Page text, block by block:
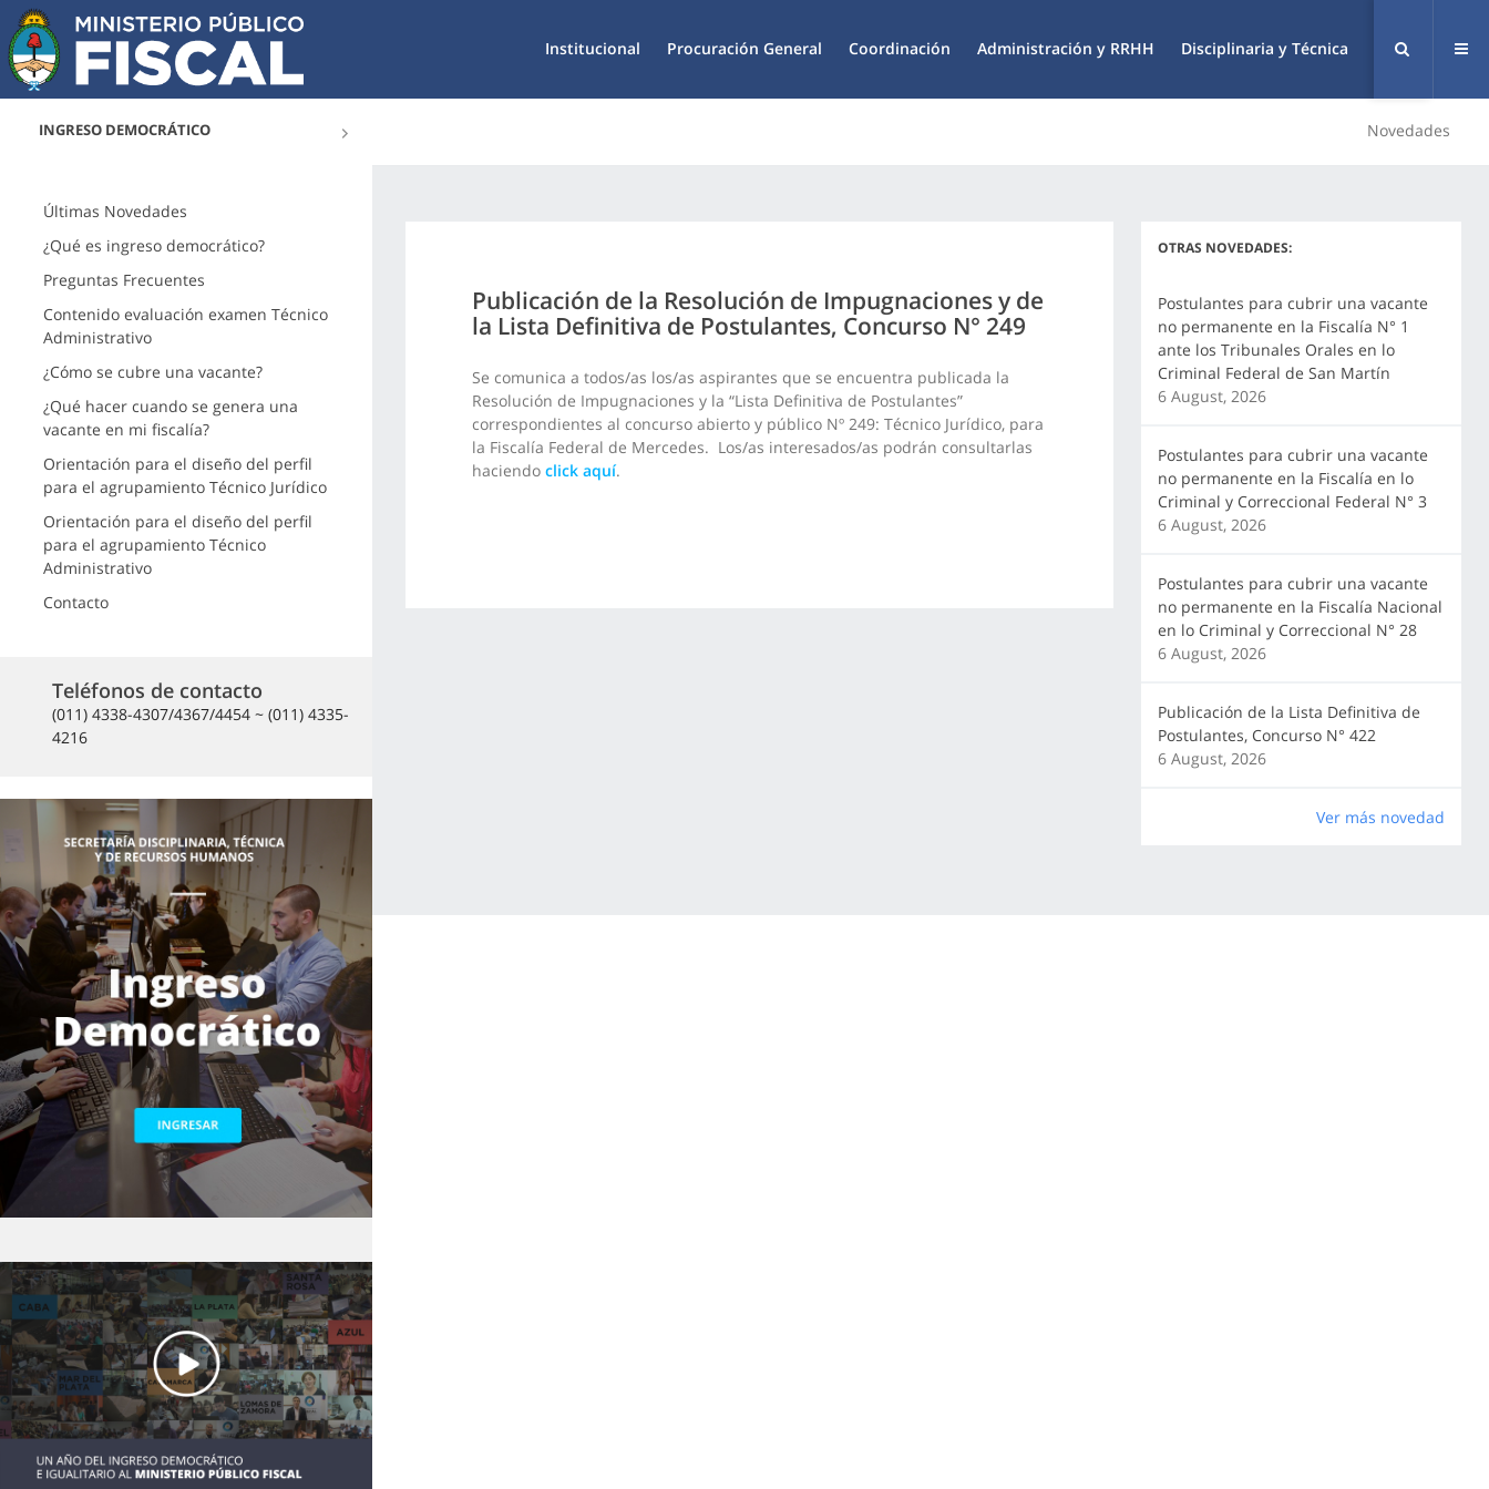
Institucional Procuración General Coordinación Administración y RRHH Disciplinaria y Técnica
INGRESO DEMOCRÁTICO Novedades
Últimas Novedades
¿Qué es ingreso democrático?
Preguntas Frecuentes
Contenido evaluación examen Técnico
Administrativo
¿Cómo se cubre una vacante?
¿Qué hacer cuando se genera una
vacante en mi fiscalía?
Orientación para el diseño del perfil
para el agrupamiento Técnico Jurídico
Orientación para el diseño del perfil
para el agrupamiento Técnico
Administrativo
Contacto
Teléfonos de contacto
(011) 4338-4307/4367/4454 ~ (011) 4335-
4216
Publicación de la Resolución de Impugnaciones y de
la Lista Definitiva de Postulantes, Concurso N° 249
Se comunica a todos/as los/as aspirantes que se encuentra publicada la
Resolución de Impugnaciones y la “Lista Definitiva de Postulantes”
correspondientes al concurso abierto y público Nº 249: Técnico Jurídico, para
la Fiscalía Federal de Mercedes. Los/as interesados/as podrán consultarlas
haciendo click aquí.
OTRAS NOVEDADES:
Postulantes para cubrir una vacante
no permanente en la Fiscalía N° 1
ante los Tribunales Orales en lo
Criminal Federal de San Martín
6 August, 2026
Postulantes para cubrir una vacante
no permanente en la Fiscalía en lo
Criminal y Correccional Federal N° 3
6 August, 2026
Postulantes para cubrir una vacante
no permanente en la Fiscalía Nacional
en lo Criminal y Correccional N° 28
6 August, 2026
Publicación de la Lista Definitiva de
Postulantes, Concurso N° 422
6 August, 2026
Ver más novedad